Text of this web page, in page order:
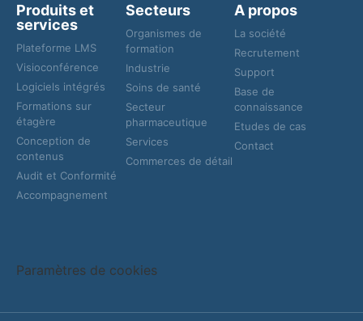
Produits et
services
Plateforme LMS
Visioconférence
Logiciels intégrés
Formations sur
étagère
Conception de
contenus
Audit et Conformité
Accompagnement
Secteurs
Organismes de
formation
Industrie
Soins de santé
Secteur
pharmaceutique
Services
Commerces de détail
A propos
La société
Recrutement
Support
Base de
connaissance
Etudes de cas
Contact
Paramètres de cookies